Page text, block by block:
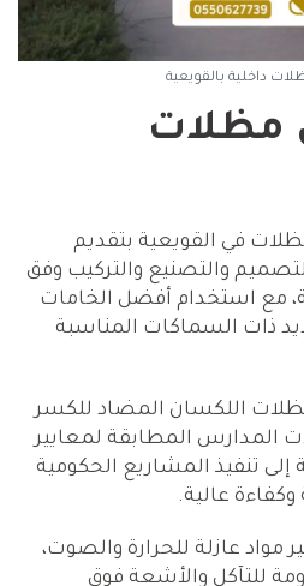
داخلية بالقويعية
مظلات
في القويعية بتقديم
والتصنيع والتركيب وفق
مع استخدام أفضل الخامات
ذات السماكات المناسبة
اللكسان المضاد للكسر
المدارس المطابقة لمعايير
إلى تنفيذ المشاريع الحكومية
عالية.
مواد عازلة للحرارة والصوت،
للتآكل والأشعة فوق